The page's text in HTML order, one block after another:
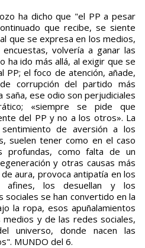
ha dicho que "el PP a pesar
que recibe, se siente
que se expresa en los medios,
volvería a ganar las
ha ido más allá, al exigir que se
PP; el foco de atención, añade,
corrupción del partido más
ese odio son perjudiciales
«siempre se pide que
del PP y no a los otros». La
de aversión a los
suelen tener como en el caso
profundas, como falta de un
y otras causas más
aura, provoca antipatía en los
afines, los desuellan y los
sociales se han convertido en la
la ropa, esos apuñalamientos
y de las redes sociales,
universo, donde nacen las
MUNDO del 6.